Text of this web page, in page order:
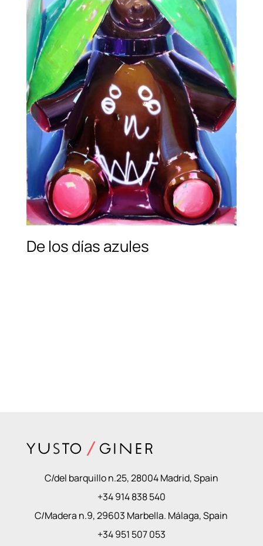
De los días azules
C/del barquillo n.25, 28004 Madrid, Spain
+34 914 838 540
C/Madera n.9, 29603 Marbella. Málaga, Spain
+34 951 507 053